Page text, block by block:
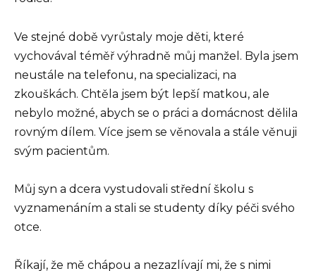
Ve stejné době vyrůstaly moje děti, které
vychovával téměř výhradně můj manžel. Byla jsem
neustále na telefonu, na specializaci, na
zkouškách. Chtěla jsem být lepší matkou, ale
nebylo možné, abych se o práci a domácnost dělila
rovným dílem. Více jsem se věnovala a stále věnuji
svým pacientům.
Můj syn a dcera vystudovali střední školu s
vyznamenáním a stali se studenty díky péči svého
otce.
Říkají, že mě chápou a nezazlívají mi, že s nimi